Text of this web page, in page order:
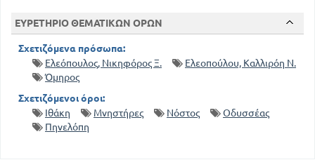
ΕΥΡΕΤΗΡΙΟ ΘΕΜΑΤΙΚΩΝ ΟΡΩΝ
Σχετιζόμενα πρόσωπα:
Ελεόπουλος, Νικηφόρος Ξ.
Ελεοπούλου, Καλλιρόη Ν.
Όμηρος
Σχετιζόμενοι όροι:
Ιθάκη
Μνηστήρες Νόστος
Οδυσσέας
Πηνελόπη